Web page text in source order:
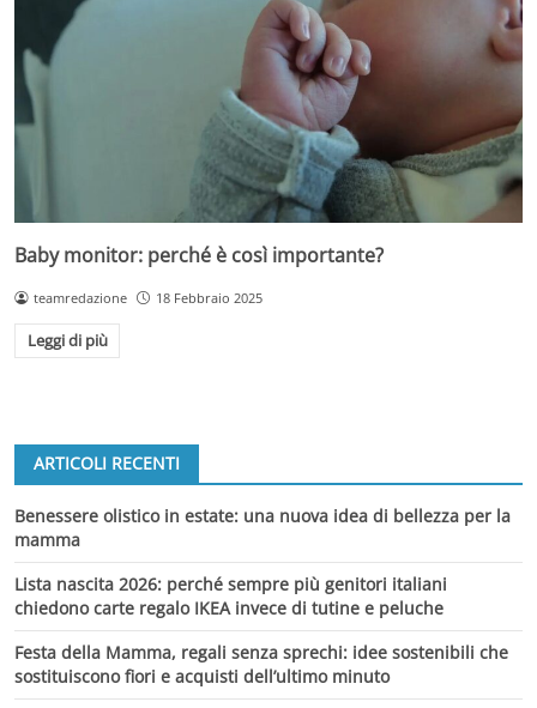
Baby monitor: perché è così importante?
teamredazione 18 Febbraio 2025
Leggi di più
ARTICOLI RECENTI
Benessere olistico in estate: una nuova idea di bellezza per la
mamma
Lista nascita 2026: perché sempre più genitori italiani
chiedono carte regalo IKEA invece di tutine e peluche
Festa della Mamma, regali senza sprechi: idee sostenibili che
sostituiscono fiori e acquisti dell’ultimo minuto